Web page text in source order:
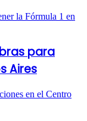
para
Aires